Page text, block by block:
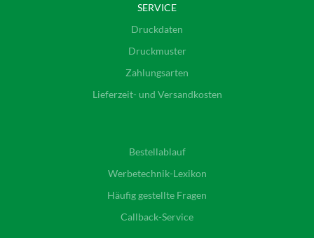
SERVICE
Druckdaten
Druckmuster
Zahlungsarten
Lieferzeit- und Versandkosten
Bestellablauf
Werbetechnik-Lexikon
Häufig gestellte Fragen
Callback-Service